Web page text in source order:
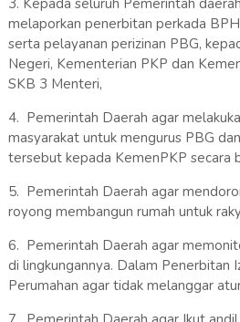
3. Kepada seluruh Pemerintah
melaporkan penerbitan perkada
serta pelayanan perizinan PBG,
Negeri, Kementerian PKP dan
SKB 3 Menteri,
4. Pemerintah Daerah agar
masyarakat untuk mengurus PBG
tersebut kepada KemenPKP secara
5. Pemerintah Daerah agar
royong membangun rumah untuk
6. Pemerintah Daerah agar
di lingkungannya. Dalam Penerbitan
Perumahan agar tidak melanggar